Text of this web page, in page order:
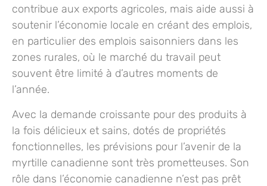
contribue aux exports agricoles, mais aide aussi à
soutenir l’économie locale en créant des emplois,
en particulier des emplois saisonniers dans les
zones rurales, où le marché du travail peut
souvent être limité à d’autres moments de
l’année.
Avec la demande croissante pour des produits à
la fois délicieux et sains, dotés de propriétés
fonctionnelles, les prévisions pour l’avenir de la
myrtille canadienne sont très prometteuses. Son
rôle dans l’économie canadienne n’est pas prêt